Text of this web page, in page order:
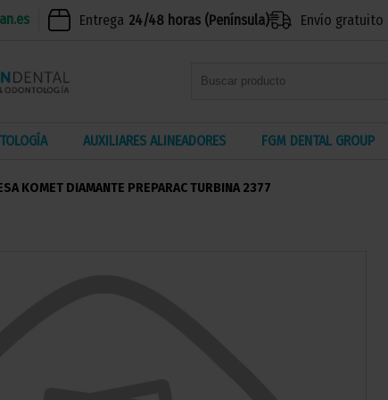
Entrega 24/48 horas (Península) Envío gratuito
AUXILIARES ALINEADORES FGM DENTAL GROUP
KOMET DIAMANTE PREPARAC TURBINA 2377